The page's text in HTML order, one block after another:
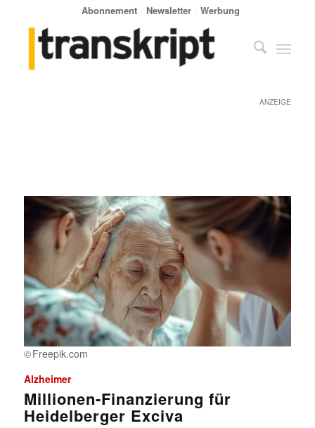
Abonnement Newsletter Werbung
ANZEIGE
Freepik.com
Alzheimer
Millionen-Finanzierung für
Heidelberger Exciva